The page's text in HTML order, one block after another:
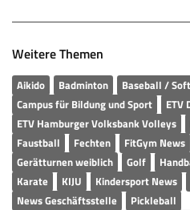
Weitere Themen
Aikido Badminton Baseball /
Campus für Bildung und Sport
ETV
ETV Hamburger Volksbank Volleys
Faustball
Fechten FitGym News
Gerätturnen weiblich
Golf
Karate
KIJU Kindersport News
News Geschäftsstelle
Pickleball